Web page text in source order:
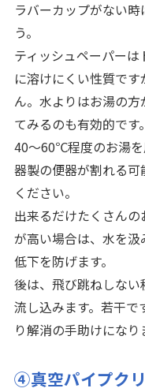
ラバーカップがない
う。
ティッシュペーパー
に溶けにくい性質で
ん。水よりはお湯の
てみるのも有効的です。
40～60℃程度のお湯を
器製の便器が割れる可
ください。
出来るだけたくさん
が高い場合は、水を
低下を防げます。
後は、飛び跳ねしな
流し込みます。若干で
り解消の手助けになり
④真空パイプク